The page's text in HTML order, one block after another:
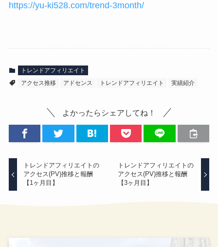
https://yu-ki528.com/trend-3month/
トレンドアフィリエイト
アクセス推移
アドセンス トレンドアフィリエイト 実績紹介
よかったらシェアしてね！
トレンドアフィリエイトの
アクセス(PV)推移と報酬
【1ヶ月目】
トレンドアフィリエイトの
アクセス(PV)推移と報酬
【3ヶ月目】